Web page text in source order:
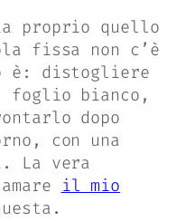
proprio quello
fissa non c’è
è: distogliere
foglio bianco,
dopo
con una
La vera
il mio